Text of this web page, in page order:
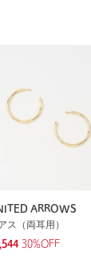
ARROWS
ス（両耳用）
30%OFF